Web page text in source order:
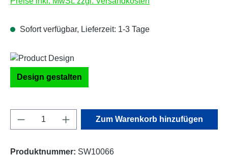
Sofort verfügbar, Lieferzeit: 1-3 Tage
Design gestalten
Produkt Anzahl: Gib den gewünschten
Zum Warenkorb hinzufügen
Produktnummer: SW10066